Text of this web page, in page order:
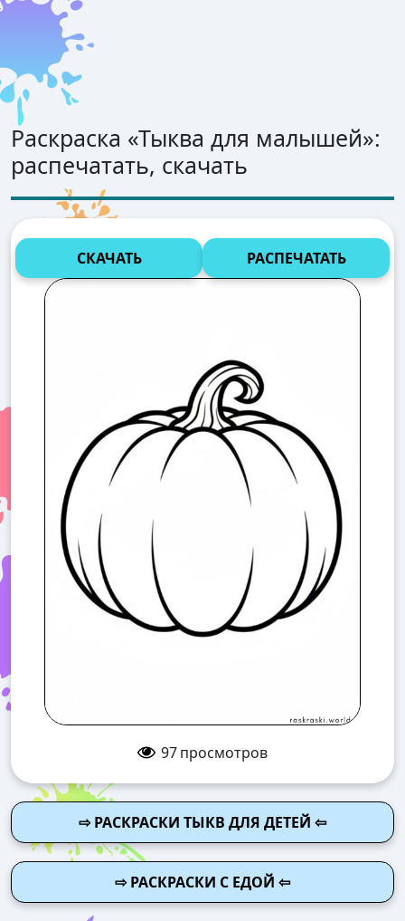
Раскраска «Тыква для малышей»:
распечатать, скачать
СКАЧАТЬ РАСПЕЧАТАТЬ
97просмотров
⇨ РАСКРАСКИ ТЫКВ ДЛЯ ДЕТЕЙ ⇦
⇨ РАСКРАСКИ С ЕДОЙ ⇦